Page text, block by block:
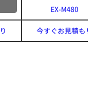
EX-M480
今すぐお見積もり